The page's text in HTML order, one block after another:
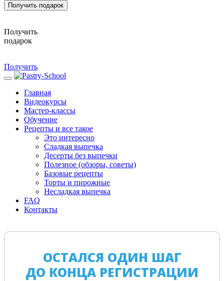
Получить подарок
Получить
подарок
Получить
Главная
Видеокурсы
Мастер-классы
Обучение
Рецепты и все такое
Это интересно
Сладкая выпечка
Десерты без выпечки
Полезное (обзоры, советы)
Базовые рецепты
Торты и пирожные
Несладкая выпечка
FAQ
Контакты
ОСТАЛСЯ ОДИН ШАГ
ДО КОНЦА РЕГИСТРАЦИИ